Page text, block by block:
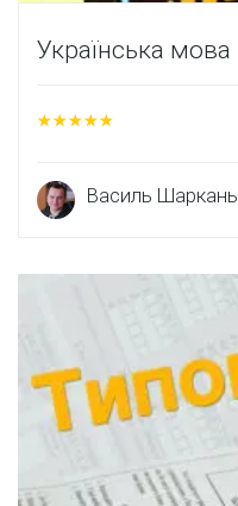
Українська мова
Василь Шаркань